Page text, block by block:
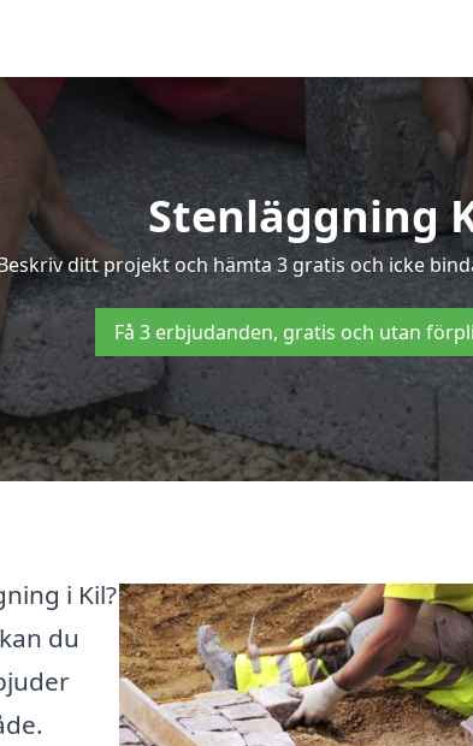
Stenläggning
ditt projekt och hämta 3 gratis och icke
Få 3 erbjudanden, gratis och utan
i Kil?
du